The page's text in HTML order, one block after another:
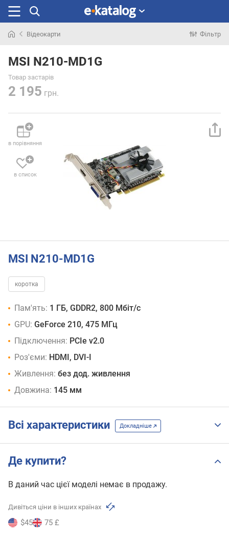
раніше
Відеокарти Фільтр
MSI N210-MD1G
Товар застарів
2 195 грн.
в порівняння
в список
MSI N210-MD1G
коротка
Пам'ять: 1 ГБ, GDDR2, 800 Мбіт/с
GPU: GeForce 210, 475 МГц
Підключення: PCIe v2.0
Роз'єми: HDMI, DVI-I
Живлення: без дод. живлення
Довжина: 145 мм
Всі характеристики Докладніше
Де купити?
В даний час цієї моделі немає в продажу.
Дивіться ціни в інших країнах
$45 75 £